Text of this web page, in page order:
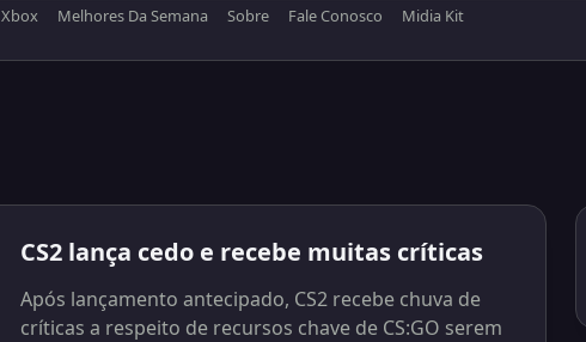
Xbox Melhores Da Semana Sobre Fale Conosco
Midia Kit
CS2 lança cedo e recebe muitas críticas
Após lançamento antecipado, CS2 recebe chuva de
críticas a respeito de recursos chave de CS:GO serem